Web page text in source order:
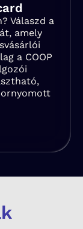
Válaszd a
amely
a COOP